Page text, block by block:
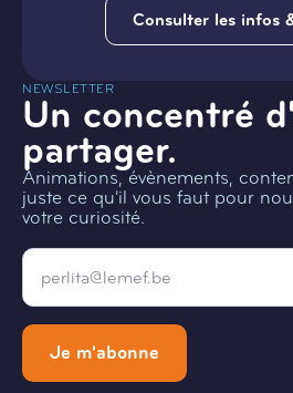
Consulter les infos
NEWSLETTER
Un concentré
partager.
Animations, évènements,
juste ce qu'il vous faut pour
votre curiosité.
Email
Je m'abonne